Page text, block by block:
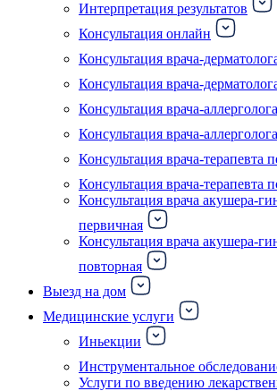
Интерпретация результатов
Консультация онлайн
Консультация врача-
Консультация врача-
Консультация врача-
Консультация врача-
Консультация врача-терапевта
Консультация врача-терапевта
Консультация врача акушера-
первичная
Консультация врача акушера-
повторная
Выезд на дом
Медицинские услуги
Иньекции
Инструментальное
Услуги по введению